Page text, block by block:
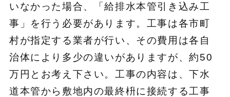
いなかった場合、「給排水本管引き込み工
事」を行う必要があります。工事は各市町
村が指定する業者が行い、その費用は各自
治体により多少の違いがありますが、約50
万円とお考え下さい。工事の内容は、下水
道本管から敷地内の最終枡に接続する工事